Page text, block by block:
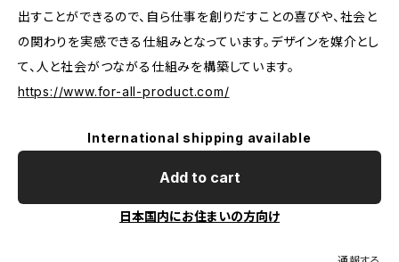
出すことができるので、自ら仕事を創りだすことの喜びや、社会と
の関わりを実感できる仕組みとなっています。デザインを媒介とし
て、人と社会がつながる仕組みを構築しています。
https://www.for-all-product.com/
International shipping available
Add to cart
日本国内にお住まいの方向け